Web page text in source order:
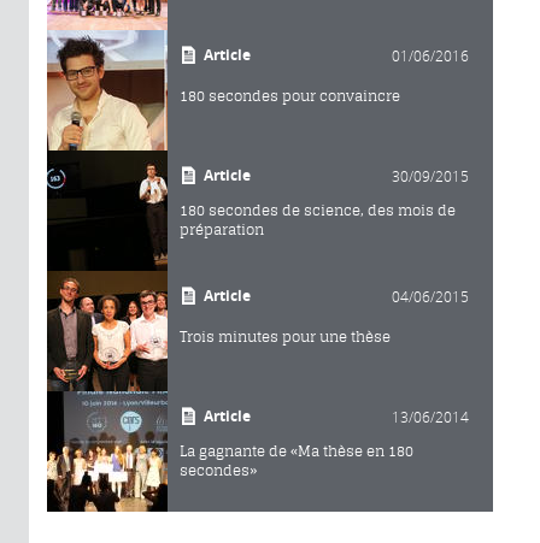
Article 01/06/2016
180 secondes pour convaincre
Article 30/09/2015
180 secondes de science, des mois de
préparation
Article 04/06/2015
Trois minutes pour une thèse
Article 13/06/2014
La gagnante de «Ma thèse en 180
secondes»